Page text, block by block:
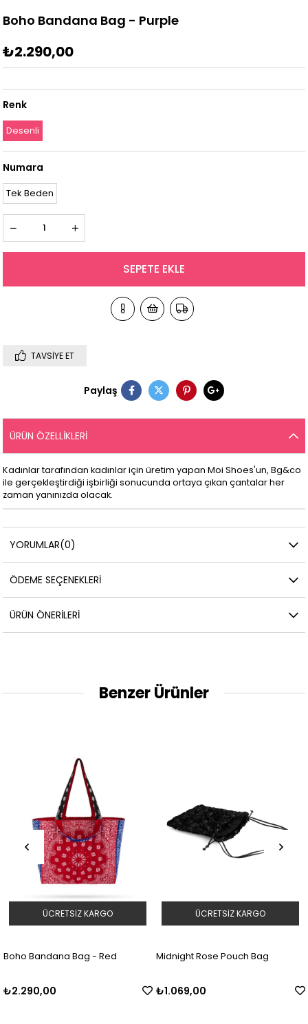
Boho Bandana Bag - Purple
₺2.290,00
Renk
Desenli
Numara
Tek Beden
TAVSIYE ET
Paylaş
ÜRÜN ÖZELLIKLERI
Kadınlar tarafından kadınlar için üretim yapan Moi Shoes'un, Bg&co
ile gerçekleştirdiği işbirliği sonucunda ortaya çıkan çantalar her
zaman yanınızda olacak.
YORUMLAR(0)
ÖDEME SEÇENEKLERI
ÜRÜN ÖNERILERI
Benzer Ürünler
Boho Bandana Bag - Red
₺2.290,00
ÜCRETSIZ KARGO
Midnight Rose Pouch Bag
₺1.069,00
ÜCRETSIZ KARGO